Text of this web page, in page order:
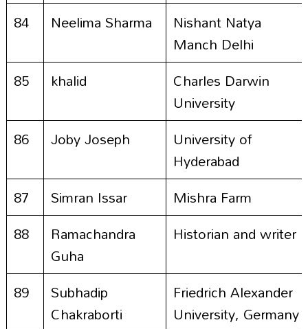
84
Neelima Sharma
Nishant Natya
Manch Delhi
85
khalid
Charles Darwin
University
86
Joby Joseph
University of
Hyderabad
87
Simran Issar
Mishra Farm
88
Ramachandra
Guha
Historian and writer
89
Subhadip
Chakraborti
Friedrich Alexander
University, Germany